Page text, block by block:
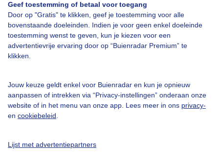
Geef toestemming of betaal voor toegang
Door op "Gratis" te klikken, geef je toestemming voor alle
bovenstaande doeleinden. Indien je voor geen enkel doeleinde
toestemming wenst te geven, kun je kiezen voor een
advertentievrije ervaring door op “Buienradar Premium” te
klikken.
Jouw keuze geldt enkel voor Buienradar en kun je opnieuw
aanpassen of intrekken via “Privacy-instellingen” onderaan onze
website of in het menu van onze app. Lees meer in ons privacy-
en cookiebeleid
Lijst met advertentiepartners
Toegankelijkheid
Gebruikersvoorwaarden
Adverteren
Cookie beleid
Privacy instellingen